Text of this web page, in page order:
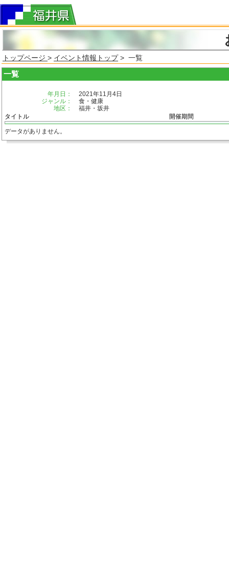
トップページ > イベント情報トップ> 一覧
一覧
年月日：
2021年11月4日
ジャンル：
食・健康
地区：
福井・坂井
タイトル
開催期間
データがありません。